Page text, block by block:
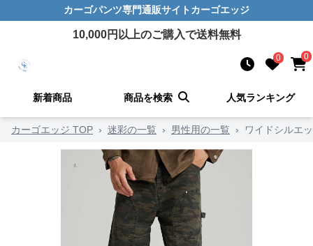
カーゴパンツ専門通販サイト カーゴエッジ
10,000円以上のご購入で送料無料
0 0
新着商品 商品を検索 人気ランキング
カーゴエッジ TOP › 迷彩の一覧 › 男性用の一覧 › ワイドシルエ